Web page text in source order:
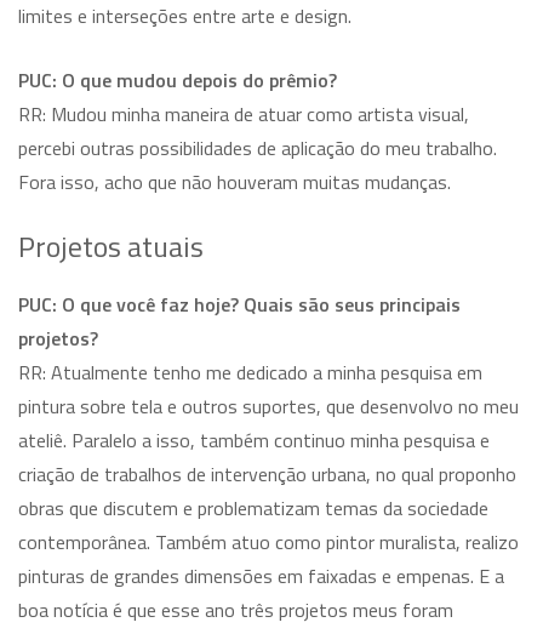
limites e interseções entre arte e design.
PUC: O que mudou depois do prêmio?
RR: Mudou minha maneira de atuar como artista visual,
percebi outras possibilidades de aplicação do meu trabalho.
Fora isso, acho que não houveram muitas mudanças.
Projetos atuais
PUC: O que você faz hoje? Quais são seus principais
projetos?
RR: Atualmente tenho me dedicado a minha pesquisa em
pintura sobre tela e outros suportes, que desenvolvo no meu
ateliê. Paralelo a isso, também continuo minha pesquisa e
criação de trabalhos de intervenção urbana, no qual proponho
obras que discutem e problematizam temas da sociedade
contemporânea. Também atuo como pintor muralista, realizo
pinturas de grandes dimensões em faixadas e empenas. E a
boa notícia é que esse ano três projetos meus foram